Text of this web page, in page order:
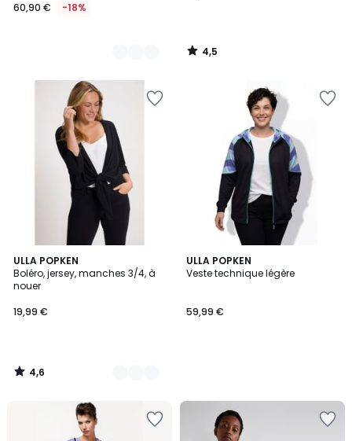
60,90 € -18%
4,5
/
ULLA POPKEN
Boléro, jersey, manches 3/4, à
nouer
19,99 €
4,6
/ 5
8
Couleurs
4,6
/
ULLA POPKEN
Veste technique légère
59,99 €